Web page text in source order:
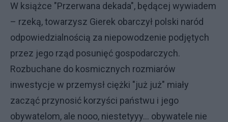
W książce "Przerwana dekada", będącej wywiadem
– rzeką, towarzysz Gierek obarczył polski naród
odpowiedzialnością za niepowodzenie podjętych
przez jego rząd posunięć gospodarczych.
Rozbuchane do kosmicznych rozmiarów
inwestycje w przemysł ciężki "już już" miały
zacząć przynosić korzyści państwu i jego
obywatelom, ale nooo, niestetyyy... obywatele nie